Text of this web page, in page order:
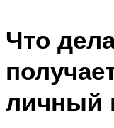
Что
личный